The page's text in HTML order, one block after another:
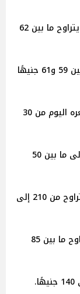
- وصل السمك البلطي الكبير اليوم، إلى سعر يتراوح ما بين 62
- بينما هبط سعر السمك البلطي الوسط، ما بين 59 و61 جنيهًا
- أما عن السمك البلطي الأسواني، فسجل سعره اليوم من 30
- وصل سعر السمك الفيليه البلطي المجمد، إلى ما بين 50
- سجل سعر «السُّبيط - كاليماري» اليوم، ما يتراوح من 210 إلى
- هبط سعر كيلو مكرونة سويسي اليوم، ليتراوح ما بين 85